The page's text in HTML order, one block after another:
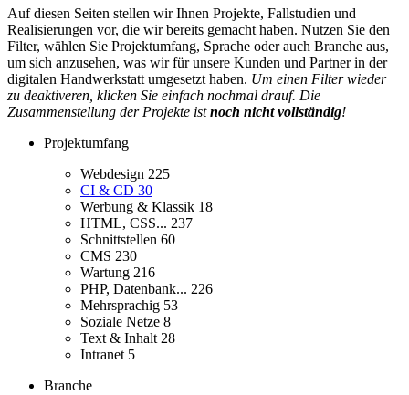
Auf diesen Seiten stellen wir Ihnen Projekte, Fallstudien und
Realisierungen vor, die wir bereits gemacht haben. Nutzen Sie den
Filter, wählen Sie Projektumfang, Sprache oder auch Branche aus,
um sich anzusehen, was wir für unsere Kunden und Partner in der
digitalen Handwerkstatt umgesetzt haben. Um einen Filter wieder
zu deaktiveren, klicken Sie einfach nochmal drauf. Die
Zusammenstellung der Projekte istnoch nicht vollständig!
Projektumfang
Webdesign 225
CI & CD 30
Werbung & Klassik 18
HTML, CSS... 237
Schnittstellen 60
CMS 230
Wartung 216
PHP, Datenbank... 226
Mehrsprachig 53
Soziale Netze 8
Text & Inhalt 28
Intranet 5
Branche